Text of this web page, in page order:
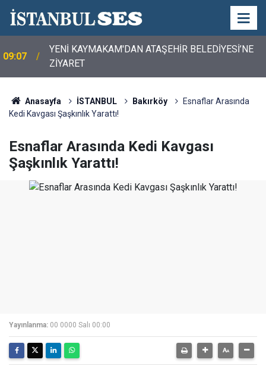
09:07
YENİ KAYMAKAM'DAN ATAŞEHİR BELEDİYESİ’NE
ZİYARET
Anasayfa İSTANBUL Bakırköy
Esnaflar Arasında
Kedi Kavgası Şaşkınlık Yarattı!
Esnaflar Arasında Kedi Kavgası
Şaşkınlık Yarattı!
Yayınlanma: 00 0000 Salı 00:00